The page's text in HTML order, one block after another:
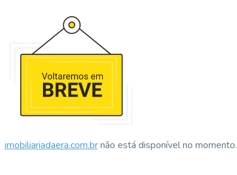
imobiliariadaera.com.brnão está disponível no momento.